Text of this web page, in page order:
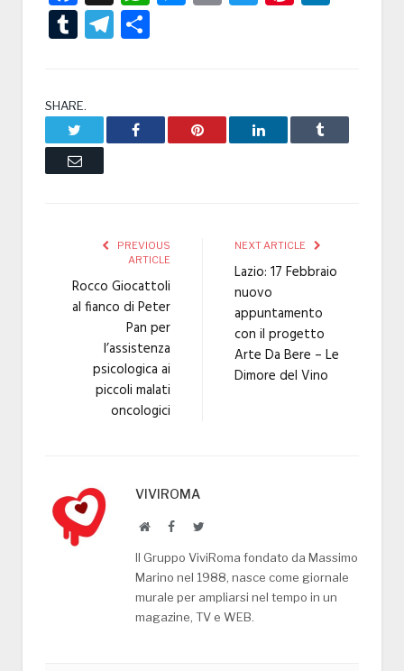
TumblrTelegram
SHARE.
Facebook Pinterest LinkedIn Tumblr
Email
PREVIOUS
ARTICLE
Rocco Giocattoli
al fianco di Peter
Pan per
l’assistenza
psicologica ai
piccoli malati
oncologici
NEXT ARTICLE
Lazio: 17 Febbraio
nuovo
appuntamento
con il progetto
Arte Da Bere – Le
Dimore del Vino
VIVIROMA
WebsiteFacebookTwitter
Il Gruppo ViviRoma fondato da Massimo
Marino nel 1988, nasce come giornale
murale per ampliarsi nel tempo in un
magazine, TV e WEB.